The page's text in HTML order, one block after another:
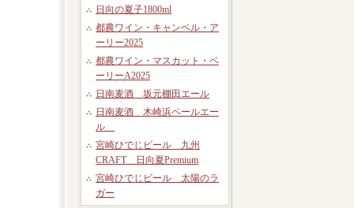
日向の夏子1800ml
都農ワイン・キャンベル・ア
ーリー2025
都農ワイン・マスカット・ベ
ーリーA2025
日南麦酒 坂元棚田エール
日南麦酒 木崎浜ペールエー
ル
宮崎ひでじビール 九州
CRAFT 日向夏Premium
宮崎ひでじビール 太陽のラ
ガー